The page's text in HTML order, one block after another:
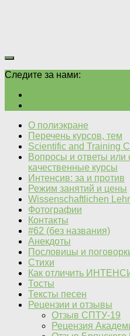
Следите за нами:
О полиэкране
Перечень курсов, тем
Scientific and Training
Вопросы и ответы или
качественные курсы
Интенсив: за и против
Режим занятий и цены
Wissenschaftlichen
Фотографии
Контакты
#62 (без названия)
Анекдоты
Пословицы и
Стихи
Как отличить
Тосты
Тексты песен
Рецензии и отзывы
Отзыв СПТУ-19
Рецензия